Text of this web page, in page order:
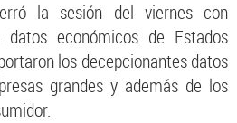
la sesión del viernes con
económicos de Estados
los decepcionantes datos
grandes y además de los